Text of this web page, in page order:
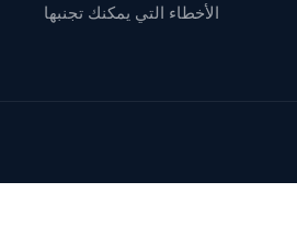
الأخطاء التي يمكنك تجنبها